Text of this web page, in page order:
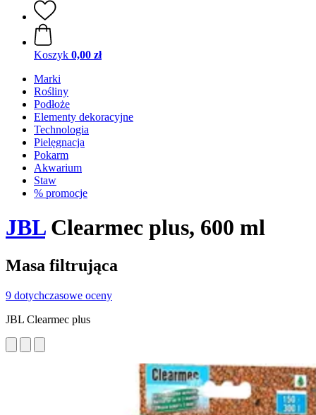
Koszyk 0,00 zł
Marki
Rośliny
Podłoże
Elementy dekoracyjne
Technologia
Pielęgnacja
Pokarm
Akwarium
Staw
% promocje
JBLClearmec plus, 600 ml
Masa filtrująca
9 dotychczasowe oceny
JBL Clearmec plus